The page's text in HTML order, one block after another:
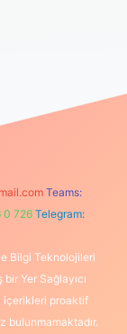
Teams:
0 726 Telegram:
Bilgi Teknolojileri
Yer Sağlayıcı
içerikleri proaktif
bulunmamaktadır.